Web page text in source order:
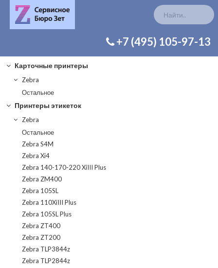
+7 (495) 105-97-13
Карточные принтеры
Zebra
Остальное
Принтеры этикеток
Zebra
Остальное
Zebra S4M
Zebra Xi4
Zebra 140-170-220 XiIII Plus
Zebra ZM400
Zebra 105SL
Zebra 110XiIII Plus
Zebra 105SL Plus
Zebra ZT400
Zebra ZT200
Zebra TLP3844z
Zebra TLP2844z